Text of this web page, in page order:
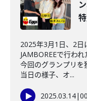
2025年3月1日、2日
JAMBOREEで行わ
今回のグランプリを
当日の様子、オ...
2025.03.14|